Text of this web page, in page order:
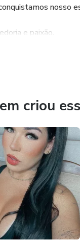
nosso
e paixão.
criou